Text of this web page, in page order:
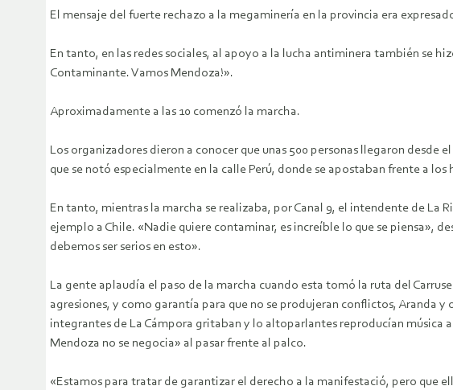
El mensaje del fuerte rechazo a la megaminería en la provincia era
En tanto, en las redes sociales, al apoyo a la lucha antiminera también se
Contaminante. Vamos Mendoza!».
Aproximadamente a las 10 comenzó la marcha.
Los organizadores dieron a conocer que unas 500 personas llegaron
que se notó especialmente en la calle Perú, donde se apostaban frente a
En tanto, mientras la marcha se realizaba, por Canal 9, el intendente de
ejemplo a Chile. «Nadie quiere contaminar, es increíble lo que se piensa»,
debemos ser serios en esto».
La gente aplaudía el paso de la marcha cuando esta tomó la ruta del
agresiones, y como garantía para que no se produjeran conflictos, Aranda
integrantes de La Cámpora gritaban y lo altoparlantes reproducían música
Mendoza no se negocia» al pasar frente al palco.
«Estamos para tratar de garantizar el derecho a la manifestació, pero que